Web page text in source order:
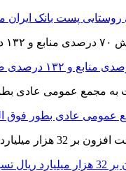
عمومی عادی بطور فوق
بانک کشاورزی